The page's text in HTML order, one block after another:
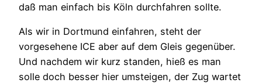
daß man einfach bis Köln durchfahren sollte.
Als wir in Dortmund einfahren, steht der
vorgesehene ICE aber auf dem Gleis gegenüber.
Und nachdem wir kurz standen, hieß es man
solle doch besser hier umsteigen, der Zug wartet